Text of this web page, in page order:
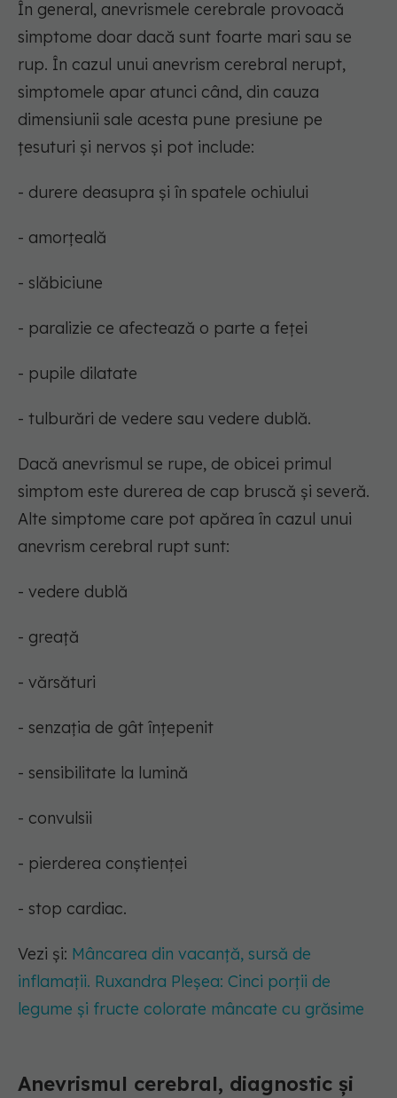
În general, anevrismele cerebrale provoacă
simptome doar dacă sunt foarte mari sau se
rup. În cazul unui anevrism cerebral nerupt,
simptomele apar atunci când, din cauza
dimensiunii sale acesta pune presiune pe
țesuturi și nervos și pot include:
- durere deasupra și în spatele ochiului
- amorțeală
- slăbiciune
- paralizie ce afectează o parte a feței
- pupile dilatate
- tulburări de vedere sau vedere dublă.
Dacă anevrismul se rupe, de obicei primul
simptom este durerea de cap bruscă și severă.
Alte simptome care pot apărea în cazul unui
anevrism cerebral rupt sunt:
- vedere dublă
- greață
- vărsături
- senzația de gât înțepenit
- sensibilitate la lumină
- convulsii
- pierderea conștienței
- stop cardiac.
Vezi și: Mâncarea din vacanță, sursă de
inflamații. Ruxandra Pleșea: Cinci porții de
legume și fructe colorate mâncate cu grăsime
Anevrismul cerebral, diagnostic și